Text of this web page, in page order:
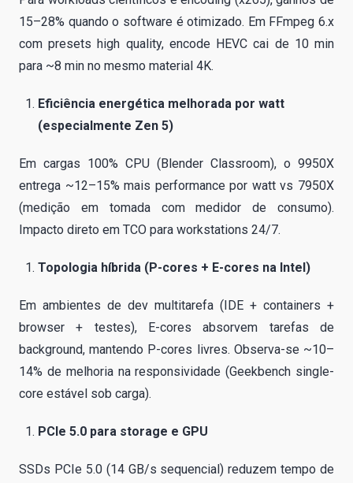
15–28% quando o software é otimizado. Em FFmpeg 6.x
com presets high quality, encode HEVC cai de 10 min
para ~8 min no mesmo material 4K.
Eficiência energética melhorada por watt
(especialmente Zen 5)
Em cargas 100% CPU (Blender Classroom), o 9950X
entrega ~12–15% mais performance por watt vs 7950X
(medição em tomada com medidor de consumo).
Impacto direto em TCO para workstations 24/7.
Topologia híbrida (P-cores + E-cores na Intel)
Em ambientes de dev multitarefa (IDE + containers +
browser + testes), E-cores absorvem tarefas de
background, mantendo P-cores livres. Observa-se ~10–
14% de melhoria na responsividade (Geekbench single-
core estável sob carga).
PCIe 5.0 para storage e GPU
SSDs PCIe 5.0 (14 GB/s sequencial) reduzem tempo de